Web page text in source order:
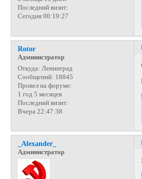
Последний визит:
Сегодня 00:19:27
Rotor
Администратор
Откуда: Ленинград
Сообщений: 18845
Провел на форуме:
1 год 5 месяцев
Последний визит:
Вчера 22:47:38
_Alexander_
Администратор